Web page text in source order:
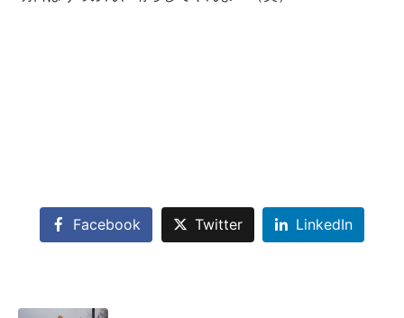
Facebook Twitter LinkedIn